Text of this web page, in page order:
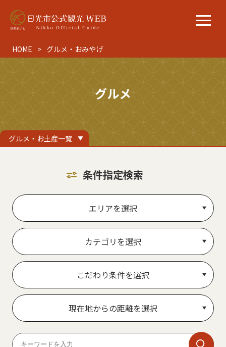
HOME グルメ・おみやげ
グルメ
グルメ・お土産一覧
条件指定検索
エリアを選択
カテゴリを選択
こだわり条件を選択
現在地からの距離を選択